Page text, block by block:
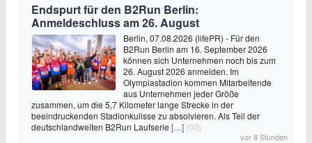
Endspurt für den B2Run Berlin:
Anmeldeschluss am 26. August
Berlin, 07.08.2026 (lifePR) - Für den
B2Run Berlin am 16. September 2026
können sich Unternehmen noch bis zum
26. August 2026 anmelden. Im
Olympiastadion kommen Mitarbeitende
aus Unternehmen jeder Größe
zusammen, um die 5,7 Kilometer lange Strecke in der
beeindruckenden Stadionkulisse zu absolvieren. Als Teil der
deutschlandweiten B2Run Laufserie […] (00)
vor 8 Stunden